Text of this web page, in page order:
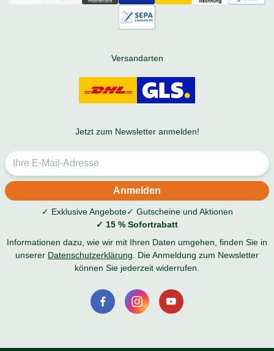
Versandarten
Jetzt zum Newsletter anmelden!
✓ Exklusive Angebote✓ Gutscheine und Aktionen
✓ 15 % Sofortrabatt
Informationen dazu, wie wir mit Ihren Daten umgehen, finden Sie in
unserer Datenschutzerklärung. Die Anmeldung zum Newsletter
können Sie jederzeit widerrufen.